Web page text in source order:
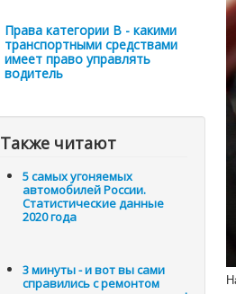
Права категории В - какими
транспортными средствами
имеет право управлять
водитель
Также читают
5 самых угоняемых
автомобилей России.
Статистические данные
2020 года
3 минуты - и вот вы сами
справились с ремонтом